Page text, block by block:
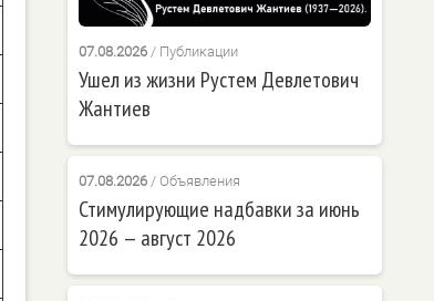
07.08.2026/ Публикации
Ушел из жизни Рустем Девлетович
Жантиев
07.08.2026/ Объявления
Стимулирующие надбавки за июнь
2026 — август 2026